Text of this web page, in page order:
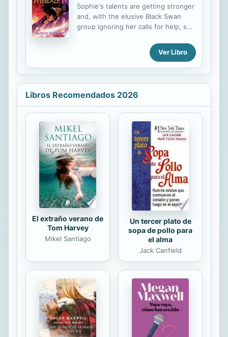
Sophie's talents are getting stronger
and, with the elusive Black Swan
group ignoring her calls for help, she
but a daring mistake pushes her
world to the edge of war, and soon
she has exposed a a major
conspiracy that could threaten all
Ver Libro
Libros Recomendados 2026
El extraño verano de
Tom Harvey
Mikel Santiago
Un tercer plato de
sopa de pollo para
el alma
Jack Canfield